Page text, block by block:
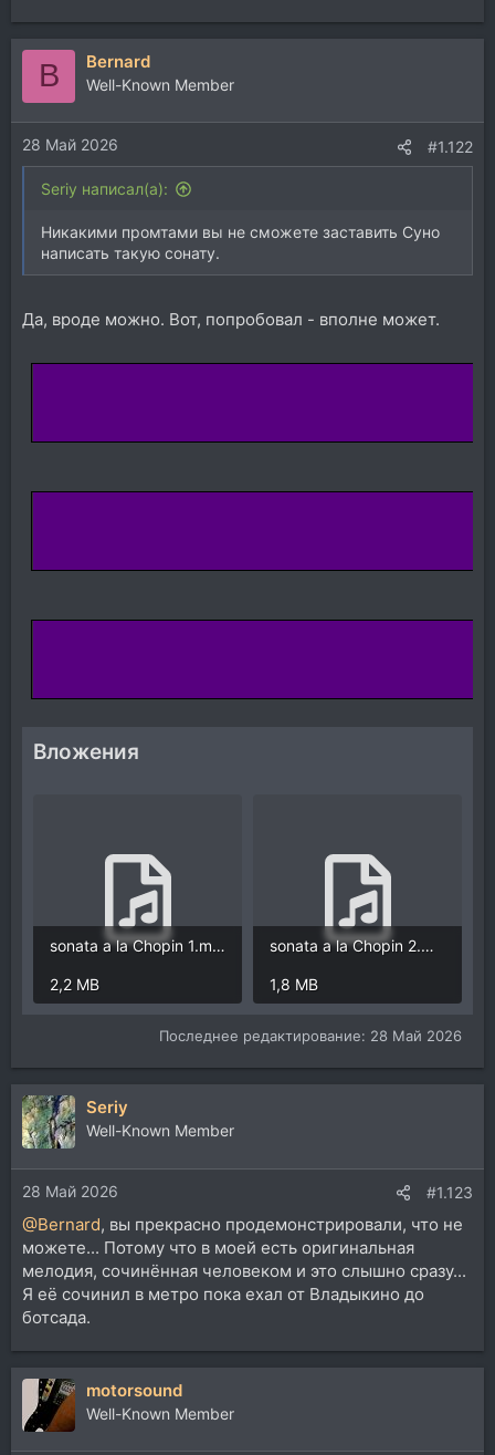
B Bernard
Well-Known Member
28 Май 2026 #1.122
Seriy написал(а):
Никакими промтами вы не сможете заставить Суно
написать такую сонату.
Да, вроде можно. Вот, попробовал - вполне может.
Вложения
sonata a la Chopin 1.mp3
2,2 MB
sonata a la Chopin 2.mp3
1,8 MB
Последнее редактирование: 28 Май 2026
Seriy
Well-Known Member
28 Май 2026 #1.123
@Bernard, вы прекрасно продемонстрировали, что не
можете... Потому что в моей есть оригинальная
мелодия, сочинённая человеком и это слышно сразу...
Я её сочинил в метро пока ехал от Владыкино до
ботсада.
motorsound
Well-Known Member